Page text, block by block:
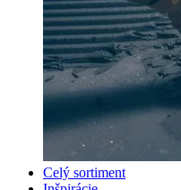
Celý sortiment